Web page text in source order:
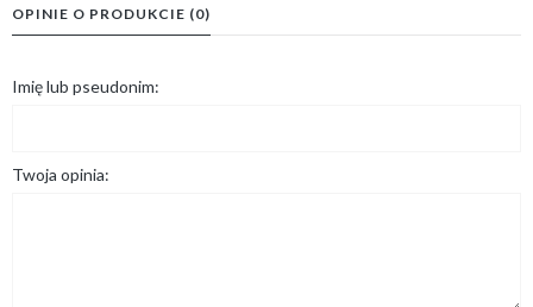
OPINIE O PRODUKCIE (0)
Imię lub pseudonim:
Twoja opinia: